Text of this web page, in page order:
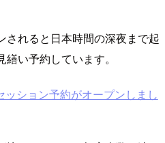
されると日本時間の深夜まで起
い予約しています。
ッション予約がオープンしまし